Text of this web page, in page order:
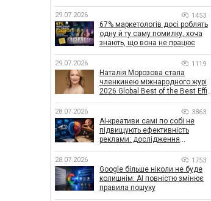
29.07.2026 1453
67% маркетологів досі роблять
одну й ту саму помилку, хоча
знають, що вона не працює
29.07.2026 1119
Наталія Морозова стала
членкинею міжнародного журі
2026 Global Best of the Best Effie
28.07.2026 3863
AI-креативи самі по собі не
підвищують ефективність
реклами: дослідження
впливає на ефективність
кампаній
28.07.2026 1753
Google більше ніколи не буде
колишнім: AI повністю змінює
правила пошуку